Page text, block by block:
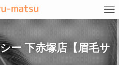
ー 下赤塚店【眉毛サ